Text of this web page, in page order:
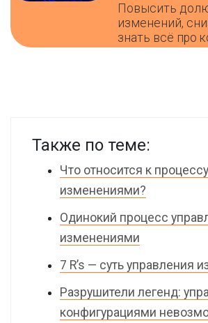
Повысить
изменений,
знать всё про
Также по теме:
Что относится к
изменениями?
Одинокий процесс
изменениями
7 R’s — суть управления
Разрушители легенд:
конфигурациями